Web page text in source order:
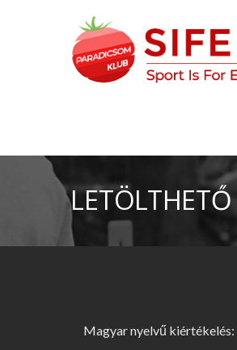
Magyar nyelvű kiértékelés: